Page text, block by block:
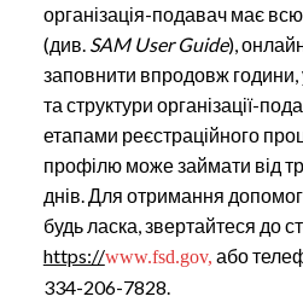
організація-подавач має
(див. SAM User Guide),
заповнити впродовж години,
та структури організації-
етапами реєстраційного
профілю може займати від
днів. Для отримання
будь ласка, звертайтеся до
https://www.fsd.gov, або
334-206-7828.